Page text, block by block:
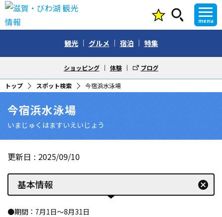
menu
観光 グルメ 宿泊 特集
ショッピング 体験 ブログ
トップ スポット検索 今宿浜水泳場
今宿浜水泳場
いまじゅくはますいえいじょう
更新日 2025/09/10
基本情報 cancel
●期間：7月1日〜8月31日